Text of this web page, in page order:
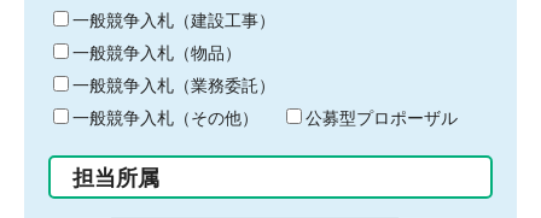
キ
ー
ワ
ー
ド
入
力
一般競争入札（建設工事）
一般競争入札（物品）
一般競争入札（業務委託）
一般競争入札（その他）
公募型プロポーザル
担当所属